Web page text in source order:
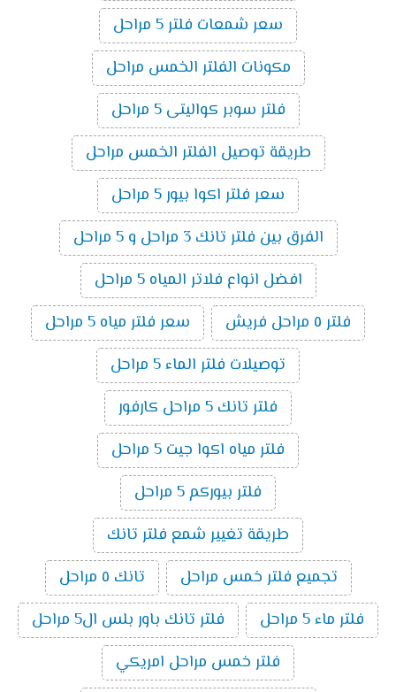
سعر شمعات فلتر 5 مراحل
مكونات الفلتر الخمس مراحل
فلتر سوبر كواليتى 5 مراحل
طريقة توصيل الفلتر الخمس مراحل
سعر فلتر اكوا بيور 5 مراحل
الفرق بين فلتر تانك 3 مراحل و 5 مراحل
افضل انواع فلاتر المياه 5 مراحل
فلتر ٥ مراحل فريش
سعر فلتر مياه 5 مراحل
توصيلات فلتر الماء 5 مراحل
فلتر تانك 5 مراحل كارفور
فلتر مياه اكوا جيت 5 مراحل
فلتر بيوركم 5 مراحل
طريقة تغيير شمع فلتر تانك
تجميع فلتر خمس مراحل
تانك ٥ مراحل
فلتر ماء 5 مراحل
فلتر تانك باور بلس ال5 مراحل
فلتر خمس مراحل امريكي